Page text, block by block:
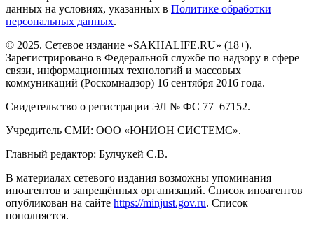
данных на условиях, указанных в Политике обработки
персональных данных.
© 2025. Сетевое издание «SAKHALIFE.RU» (18+).
Зарегистрировано в Федеральной службе по надзору в сфере
связи, информационных технологий и массовых
коммуникаций (Роскомнадзор) 16 сентября 2016 года.
Свидетельство о регистрации ЭЛ № ФС 77–67152.
Учредитель СМИ: ООО «ЮНИОН СИСТЕМС».
Главный редактор: Булчукей С.В.
В материалах сетевого издания возможны упоминания
иноагентов и запрещённых организаций. Список иноагентов
опубликован на сайте https://minjust.gov.ru. Список
пополняется.